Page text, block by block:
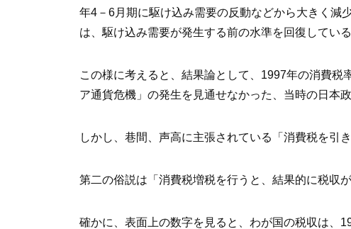
年4－6月期に駆け込み需要の反動などから大きく減
は、駆け込み需要が発生する前の水準を回復している
この様に考えると、結果論として、1997年の消費
ア通貨危機」の発生を見通せなかった、当時の日本
しかし、巷間、声高に主張されている「消費税を引
第二の俗説は「消費税増税を行うと、結果的に税収
確かに、表面上の数字を見ると、わが国の税収は、